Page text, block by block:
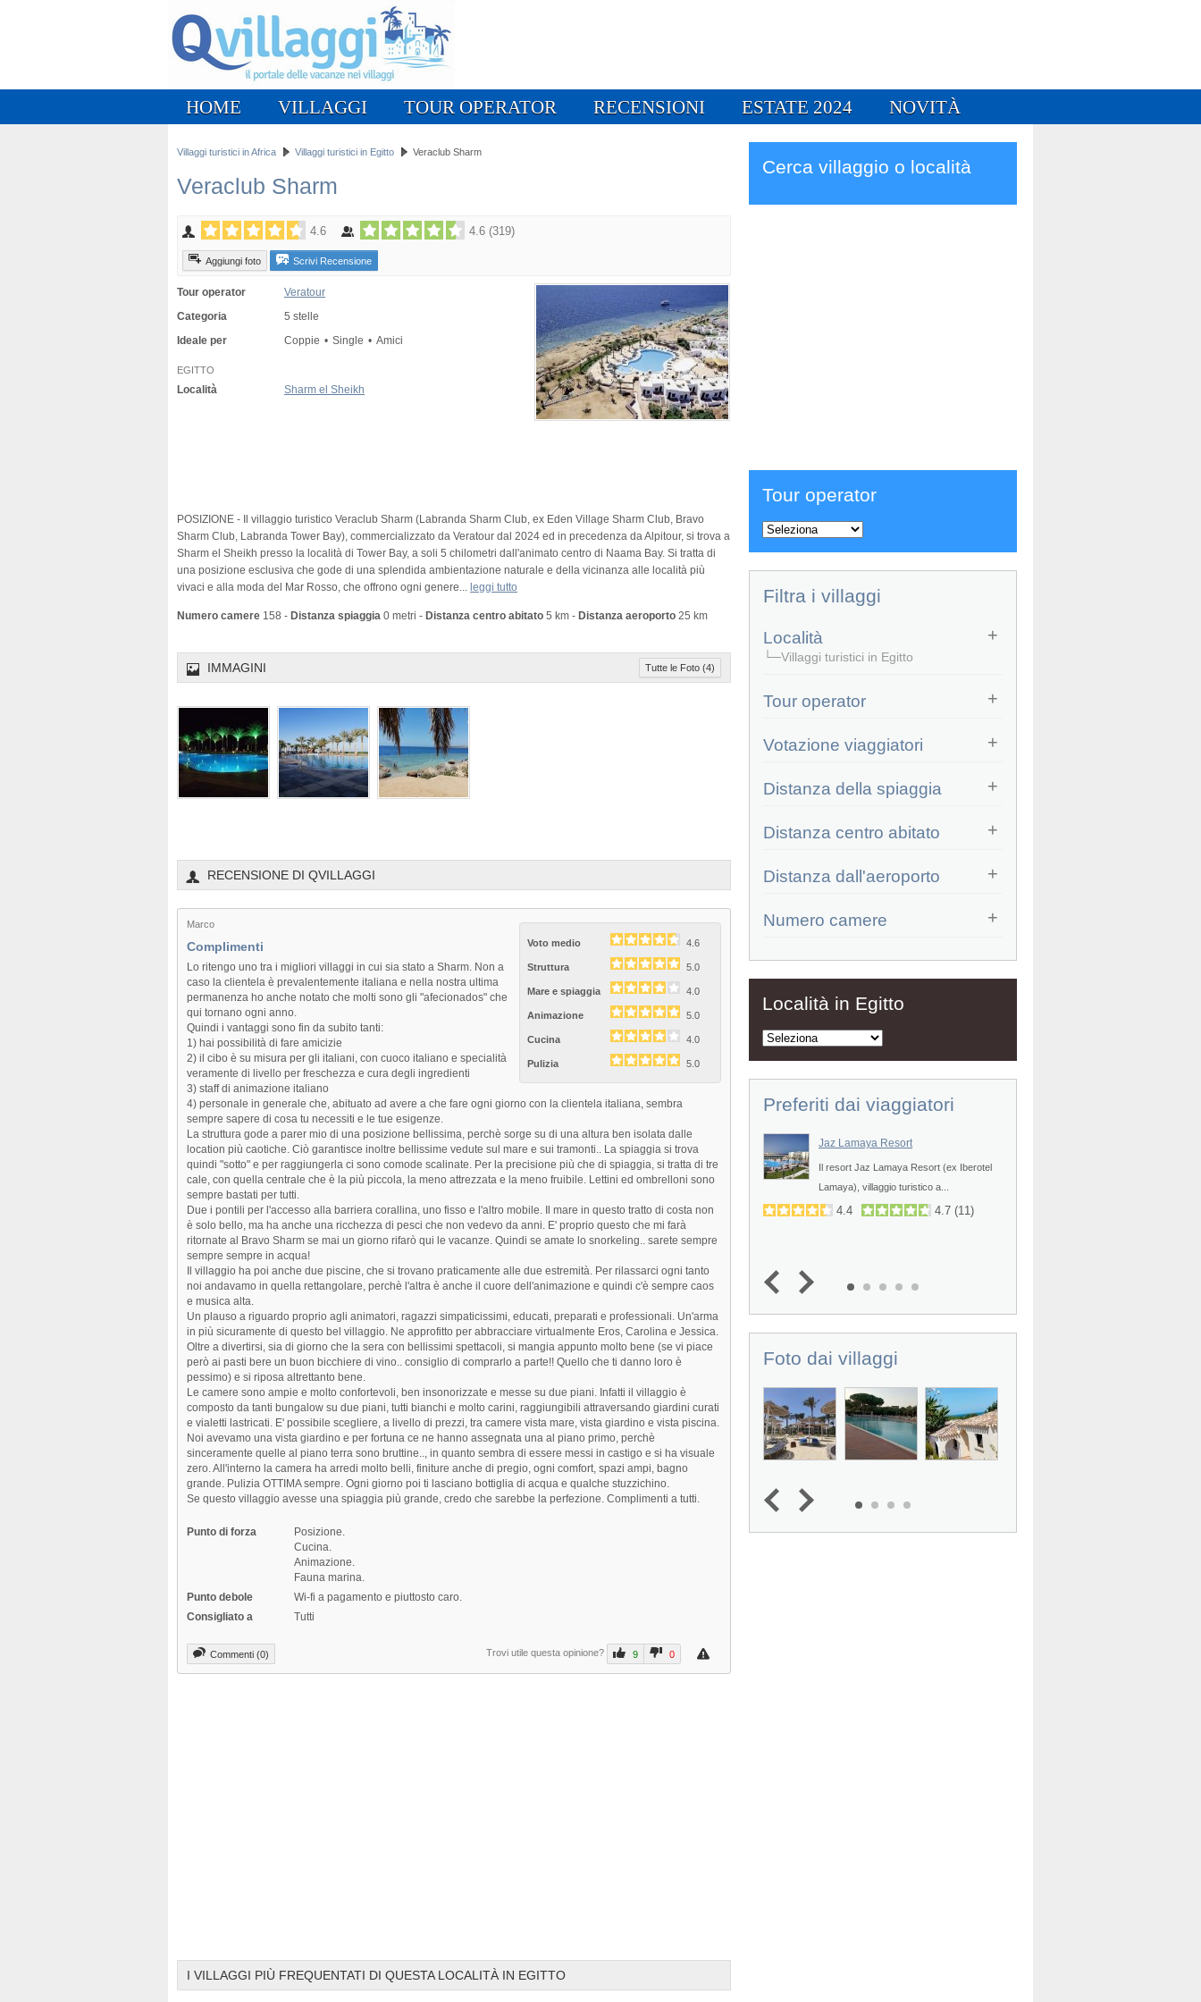
HOME VILLAGGI TOUR OPERATOR RECENSIONI ESTATE 2024 NOVITÀ
Villaggi turistici in Africa Villaggi turistici in Egitto Veraclub Sharm
Veraclub Sharm
4.6 4.6 (319)
Aggiungi foto Scrivi Recensione
Tour operator Veratour
Categoria 5 stelle
Ideale per Coppie Single Amici
EGITTO
Località Sharm el Sheikh
POSIZIONE - Il villaggio turistico Veraclub Sharm (Labranda Sharm Club, ex Eden Village Sharm Club, Bravo
Sharm Club, Labranda Tower Bay), commercializzato da Veratour dal 2024 ed in precedenza da Alpitour, si trova a
Sharm el Sheikh presso la località di Tower Bay, a soli 5 chilometri dall'animato centro di Naama Bay. Si tratta di
una posizione esclusiva che gode di una splendida ambientazione naturale e della vicinanza alle località più
vivaci e alla moda del Mar Rosso, che offrono ogni genere
leggi tutto
Numero camere 158 - Distanza spiaggia 0 metri - Distanza centro abitato 5 km - Distanza aeroporto 25 km
IMMAGINI Tutte le Foto (4)
RECENSIONE DI QVILLAGGI
Marco
Voto medio
4.6
Struttura 5.0
Mare e spiaggia 4.0
Animazione 5.0
Cucina 4.0
Pulizia 5.0
Complimenti
Lo ritengo uno tra i migliori villaggi in cui sia stato a Sharm. Non a
caso la clientela è prevalentemente italiana e nella nostra ultima
permanenza ho anche notato che molti sono gli "afecionados" che
qui tornano ogni anno.
Quindi i vantaggi sono fin da subito tanti:
1) hai possibilità di fare amicizie
2) il cibo è su misura per gli italiani, con cuoco italiano e specialità
veramente di livello per freschezza e cura degli ingredienti
3) staff di animazione italiano
4) personale in generale che, abituato ad avere a che fare ogni giorno con la clientela italiana, sembra
sempre sapere di cosa tu necessiti e le tue esigenze.
La struttura gode a parer mio di una posizione bellissima, perchè sorge su di una altura ben isolata dalle
location più caotiche. Ciò garantisce inoltre bellissime vedute sul mare e sui tramonti.. La spiaggia si trova
quindi "sotto" e per raggiungerla ci sono comode scalinate. Per la precisione più che di spiaggia, si tratta di tre
cale, con quella centrale che è la più piccola, la meno attrezzata e la meno fruibile. Lettini ed ombrelloni sono
sempre bastati per tutti.
Due i pontili per l'accesso alla barriera corallina, uno fisso e l'altro mobile. Il mare in questo tratto di costa non
è solo bello, ma ha anche una ricchezza di pesci che non vedevo da anni. E' proprio questo che mi farà
ritornate al Bravo Sharm se mai un giorno rifarò qui le vacanze. Quindi se amate lo snorkeling.. sarete sempre
sempre sempre in acqua!
Il villaggio ha poi anche due piscine, che si trovano praticamente alle due estremità. Per rilassarci ogni tanto
noi andavamo in quella rettangolare, perchè l'altra è anche il cuore dell'animazione e quindi c'è sempre caos
e musica alta.
Un plauso a riguardo proprio agli animatori, ragazzi simpaticissimi, educati, preparati e professionali. Un'arma
in più sicuramente di questo bel villaggio. Ne approfitto per abbracciare virtualmente Eros, Carolina e Jessica.
Oltre a divertirsi, sia di giorno che la sera con bellissimi spettacoli, si mangia appunto molto bene (se vi piace
però ai pasti bere un buon bicchiere di vino.. consiglio di comprarlo a parte!! Quello che ti danno loro è
pessimo) e si riposa altrettanto bene.
Le camere sono ampie e molto confortevoli, ben insonorizzate e messe su due piani. Infatti il villaggio è
composto da tanti bungalow su due piani, tutti bianchi e molto carini, raggiungibili attraversando giardini curati
e vialetti lastricati. E' possibile scegliere, a livello di prezzi, tra camere vista mare, vista giardino e vista piscina.
Noi avevamo una vista giardino e per fortuna ce ne hanno assegnata una al piano primo, perchè
sinceramente quelle al piano terra sono bruttine.., in quanto sembra di essere messi in castigo e si ha visuale
zero. All'interno la camera ha arredi molto belli, finiture anche di pregio, ogni comfort, spazi ampi, bagno
grande. Pulizia OTTIMA sempre. Ogni giorno poi ti lasciano bottiglia di acqua e qualche stuzzichino.
Se questo villaggio avesse una spiaggia più grande, credo che sarebbe la perfezione. Complimenti a tutti.
Punto di forza
Posizione.
Cucina.
Animazione.
Fauna marina.
Punto debole
Wi-fi a pagamento e piuttosto caro.
Consigliato a
Tutti
Commenti (0) Trovi utile questa opinione? 9 0
I VILLAGGI PIÙ FREQUENTATI DI QUESTA LOCALITÀ IN EGITTO
Cerca villaggio o località
Tour operator
Filtra i villaggi
Località
└─Villaggi turistici in Egitto
Tour operator
Votazione viaggiatori
Distanza della spiaggia
Distanza centro abitato
Distanza dall'aeroporto
Numero camere
Località in Egitto
Preferiti dai viaggiatori
Alpiblu Coral Sea Holiday Resort
POSIZIONE - Alpiblu Coral Sea Holiday
Resort è un villaggio turistico...
2.4 4.7
Jaz Lamaya Resort
Il resort Jaz Lamaya Resort (ex Iberotel
Lamaya), villaggio turistico a...
4.4 4.7 (11)
1 2 3 4 5
Foto dai villaggi